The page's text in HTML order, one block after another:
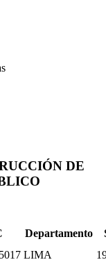
DE
Departamento
LIMA